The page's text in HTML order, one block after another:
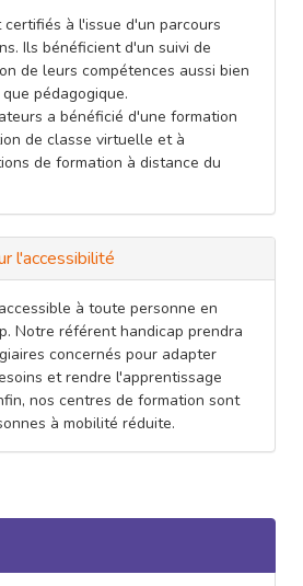
à l'issue d'un parcours
Ils bénéficient d'un suivi de
de leurs compétences aussi bien
pédagogique.
a bénéficié d'une formation
de classe virtuelle et à
de formation à distance du
l'accessibilité
à toute personne en
Notre référent handicap prendra
concernés pour adapter
et rendre l'apprentissage
nos centres de formation sont
à mobilité réduite.